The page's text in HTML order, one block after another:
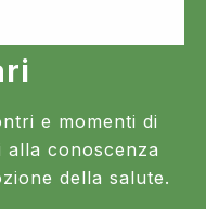
e momenti di
alla conoscenza
della salute.